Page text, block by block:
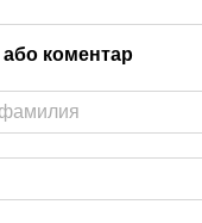
або коментар